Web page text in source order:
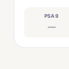
PSA 9
—